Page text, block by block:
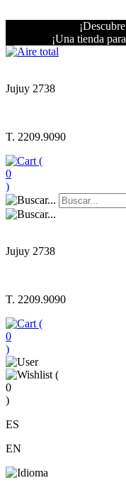
¡Una tienda
Jujuy 2738
T. 2209.9090
(
0
)
Jujuy 2738
T. 2209.9090
(
0
)
(
0
)
ES
EN